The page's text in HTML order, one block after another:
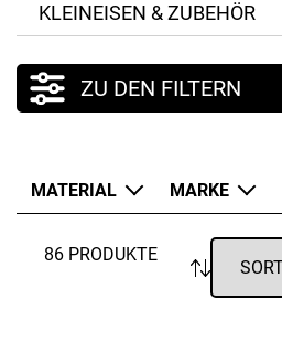
KLEINEISEN & ZUBEHÖR
ZU DEN FILTERN
MATERIAL
Olivenholz
Porzellan
MARKE
86 PRODUKTE